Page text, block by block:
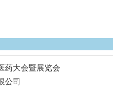
药大会暨展览会
公司